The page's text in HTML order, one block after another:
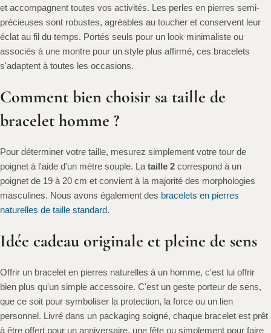
et accompagnent toutes vos activités. Les perles en pierres semi-
précieuses sont robustes, agréables au toucher et conservent leur
éclat au fil du temps. Portés seuls pour un look minimaliste ou
associés à une montre pour un style plus affirmé, ces bracelets
s'adaptent à toutes les occasions.
Comment bien choisir sa taille de
bracelet homme ?
Pour déterminer votre taille, mesurez simplement votre tour de
poignet à l'aide d'un mètre souple. La taille 2 correspond à un
poignet de 19 à 20 cm et convient à la majorité des morphologies
masculines. Nous avons également des bracelets en pierres
naturelles de taille standard.
Idée cadeau originale et pleine de sens
Offrir un bracelet en pierres naturelles à un homme, c'est lui offrir
bien plus qu'un simple accessoire. C'est un geste porteur de sens,
que ce soit pour symboliser la protection, la force ou un lien
personnel. Livré dans un packaging soigné, chaque bracelet est prêt
à être offert pour un anniversaire, une fête ou simplement pour faire